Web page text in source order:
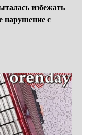
избежать
нарушение с